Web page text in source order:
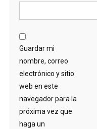
Guardar mi
nombre, correo
electrónico y sitio
web en este
navegador para la
próxima vez que
haga un